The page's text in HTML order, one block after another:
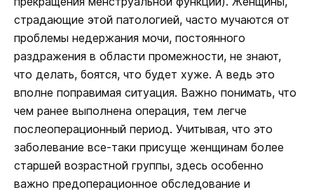
страдающие этой патологией, часто мучаются от
проблемы недержания мочи, постоянного
раздражения в области промежности, не знают,
что делать, боятся, что будет хуже. А ведь это
вполне поправимая ситуация. Важно понимать, что
чем ранее выполнена операция, тем легче
послеоперационный период. Учитывая, что это
заболевание все-таки присуще женщинам более
старшей возрастной группы, здесь особенно
важно предоперационное обследование и